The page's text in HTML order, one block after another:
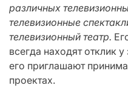
различных
телевизионные
телевизионный театр.
всегда находят отклик
его приглашают
проектах.